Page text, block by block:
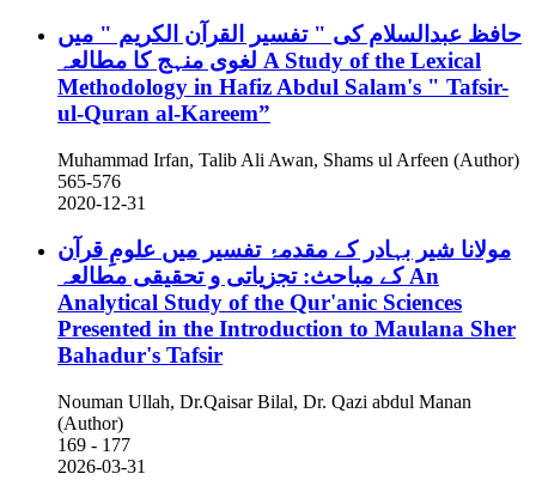
حافظ عبدالسلام کی " تفسیر القرآن الکریم " میں
A Study of the Lexical
Methodology in Hafiz Abdul Salam's " Tafsir-
ul-Quran al-Kareem”
Muhammad Irfan, Talib Ali Awan, Shams ul Arfeen (Author)
565-576
2020-12-31
مولانا شیر بہادر کے مقدمۂ تفسیر میں علومِ قرآن
کے مباحث: تجزیاتی و تحقیقی مطالعہ An
Analytical Study of the Qur'anic Sciences
Presented in the Introduction to Maulana Sher
Bahadur's Tafsir
Nouman Ullah, Dr.Qaisar Bilal, Dr. Qazi abdul Manan
(Author)
169 - 177
2026-03-31